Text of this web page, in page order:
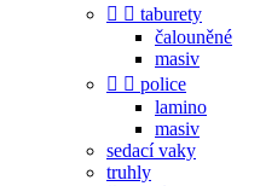
  taburety
čalouněné
masiv
  police
lamino
masiv
sedací vaky
truhly